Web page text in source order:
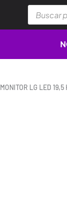
productos
MONITOR LG LED